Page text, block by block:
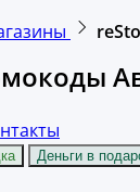
Деньги в